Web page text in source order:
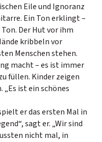
Eile und Ignoranz
Ein Ton erklingt –
Der Hut vor ihm
kribbeln vor
Menschen stehen.
macht – es ist immer
füllen. Kinder zeigen
ist ein schönes
er das ersten Mal in
sagt er. „Wir sind
nicht mal, in